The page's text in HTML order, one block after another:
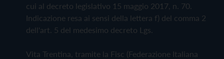
cui al decreto legislativo 15 maggio 2017, n. 70.
Indicazione resa ai sensi della lettera f) del comma 2
dell'art. 5 del medesimo decreto Lgs.
Vita Trentina, tramite la Fisc (Federazione Italiana